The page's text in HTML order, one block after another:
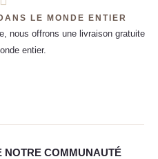
LE MONDE ENTIER
nous offrons une livraison gratuite
entier.
NOTRE COMMUNAUTÉ